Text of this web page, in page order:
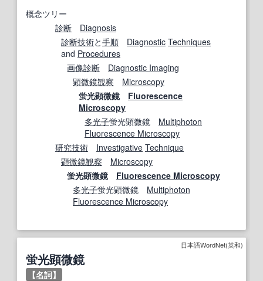
概念ツリー
診断
Diagnosis
診断技術と手順 Diagnostic Techniques
and Procedures
画像診断
Diagnostic Imaging
顕微鏡観察
Microscopy
蛍光顕微鏡 Fluorescence
Microscopy
多光子蛍光顕微鏡 Multiphoton
Fluorescence Microscopy
研究技術
Investigative Technique
顕微鏡観察
Microscopy
蛍光顕微鏡 Fluorescence Microscopy
多光子蛍光顕微鏡 Multiphoton
Fluorescence Microscopy
日本語WordNet(英和)
蛍光顕微鏡
【名詞】